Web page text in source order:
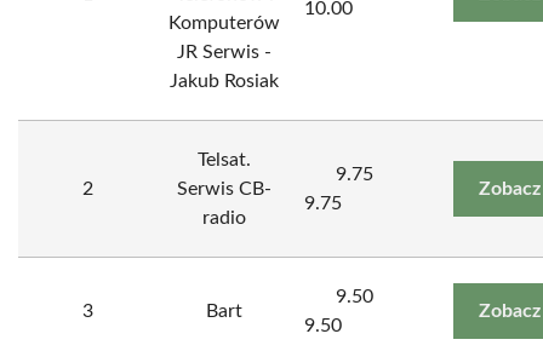
Komputerów
JR Serwis -
Jakub Rosiak
10.00
2
Telsat.
Serwis CB-
radio
9.75
9.75
3 Bart
9.50
9.50